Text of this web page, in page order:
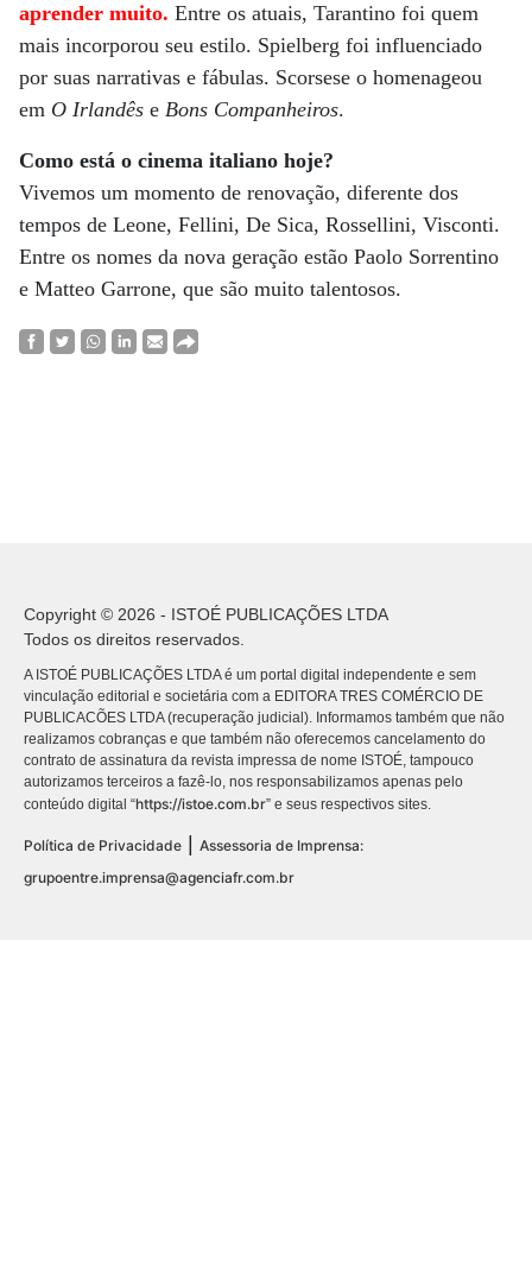
aprender muito. Entre os atuais, Tarantino foi quem
mais incorporou seu estilo. Spielberg foi influenciado
por suas narrativas e fábulas. Scorsese o homenageou
em O Irlandês e Bons Companheiros.
Como está o cinema italiano hoje?
Vivemos um momento de renovação, diferente dos
tempos de Leone, Fellini, De Sica, Rossellini, Visconti.
Entre os nomes da nova geração estão Paolo Sorrentino
e Matteo Garrone, que são muito talentosos.
Copyright © 2026 - ISTOÉ PUBLICAÇÕES LTDA
Todos os direitos reservados.
A ISTOÉ PUBLICAÇÕES LTDA é um portal digital independente e sem
vinculação editorial e societária com a EDITORA TRES COMÉRCIO DE
PUBLICACÕES LTDA (recuperação judicial). Informamos também que não
realizamos cobranças e que também não oferecemos cancelamento do
contrato de assinatura da revista impressa de nome ISTOÉ, tampouco
autorizamos terceiros a fazê-lo, nos responsabilizamos apenas pelo
conteúdo digital “https://istoe.com.br” e seus respectivos sites.
Política de Privacidade
Assessoria de Imprensa:
grupoentre.imprensa@agenciafr.com.br